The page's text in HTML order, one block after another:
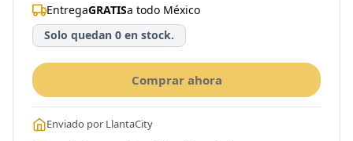
EntregaGRATISa todo México
Solo quedan 0 en stock.
Comprar ahora
Enviado por LlantaCity